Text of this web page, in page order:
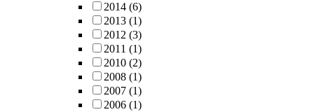
2014 (6)
2013 (1)
2012 (3)
2011 (1)
2010 (2)
2008 (1)
2007 (1)
2006 (1)